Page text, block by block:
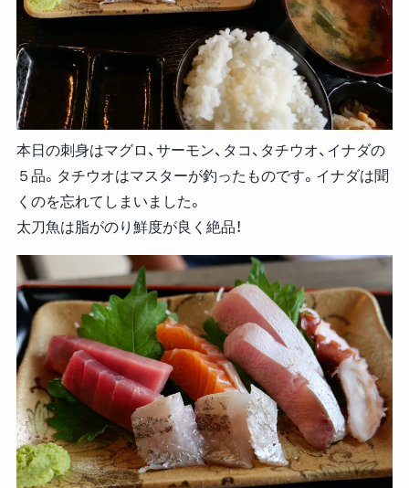
本日の刺身はマグロ、サーモン、タコ、タチウオ、イナダの
５品。タチウオはマスターが釣ったものです。イナダは聞
くのを忘れてしまいました。
太刀魚は脂がのり鮮度が良く絶品！